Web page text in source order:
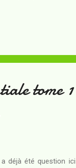
d'entre elles - usurper
est de savoir
tome
a déjà été question